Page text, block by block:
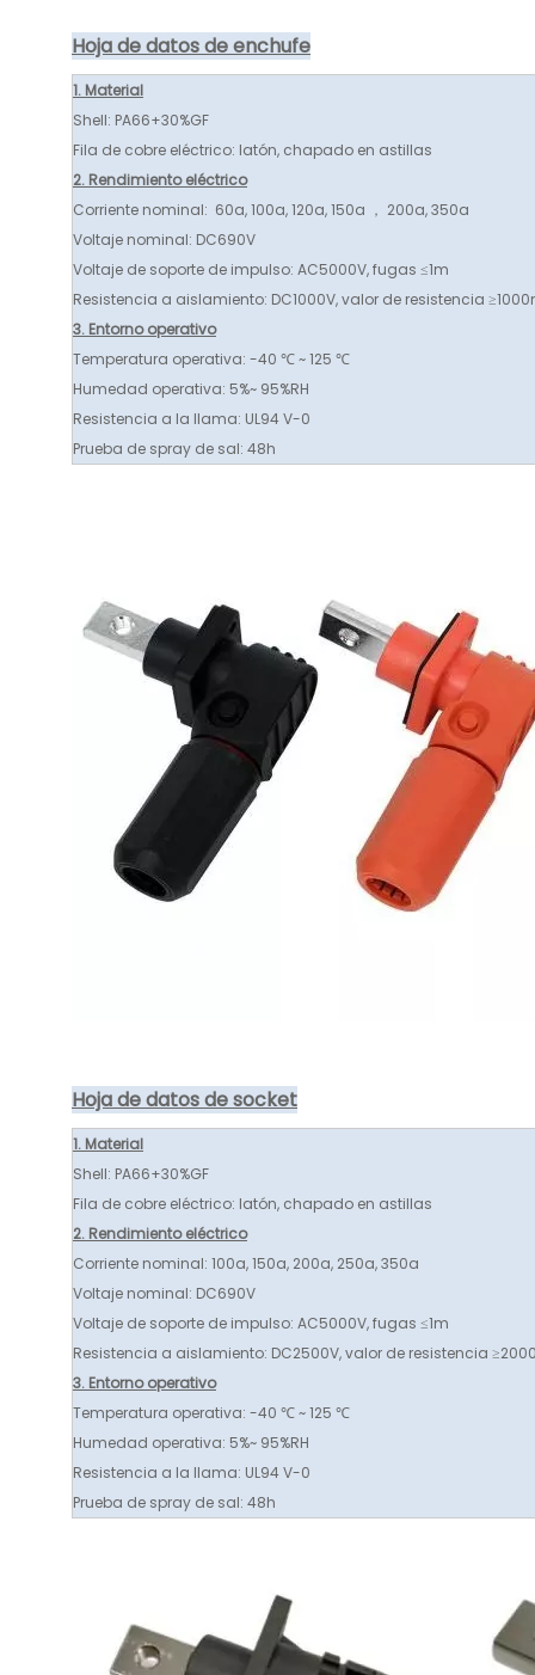
Hoja de datos de enchufe
1. Material
Shell: PA66+30%GF
Fila de cobre eléctrico: latón, chapado en astillas
2. Rendimiento eléctrico
Corriente nominal: 60a, 100a, 120a, 150a ， 200a, 350a
Voltaje nominal: DC690V
Voltaje de soporte de impulso: AC5000V, fugas ≤1m
Resistencia a aislamiento: DC1000V, valor de resistencia
3. Entorno operativo
Temperatura operativa: -40 ℃ ~ 125 ℃
Humedad operativa: 5%~ 95%RH
Resistencia a la llama: UL94 V-0
Prueba de spray de sal: 48h
Hoja de datos de socket
1. Material
Shell: PA66+30%GF
Fila de cobre eléctrico: latón, chapado en astillas
2. Rendimiento eléctrico
Corriente nominal: 100a, 150a, 200a, 250a, 350a
Voltaje nominal: DC690V
Voltaje de soporte de impulso: AC5000V, fugas ≤1m
Resistencia a aislamiento: DC2500V, valor de resistencia
3. Entorno operativo
Temperatura operativa: -40 ℃ ~ 125 ℃
Humedad operativa: 5%~ 95%RH
Resistencia a la llama: UL94 V-0
Prueba de spray de sal: 48h